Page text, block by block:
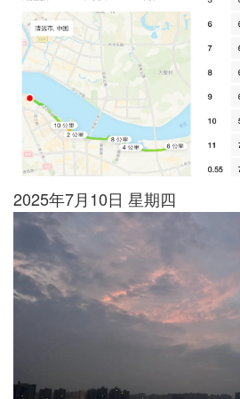
2025年7月10日 星期四